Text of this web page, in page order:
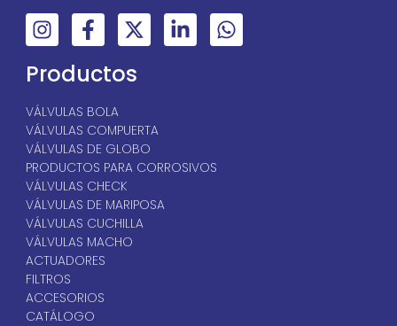
Productos
VÁLVULAS BOLA
VÁLVULAS COMPUERTA
VÁLVULAS DE GLOBO
PRODUCTOS PARA CORROSIVOS
VÁLVULAS CHECK
VÁLVULAS DE MARIPOSA
VÁLVULAS CUCHILLA
VÁLVULAS MACHO
ACTUADORES
FILTROS
ACCESORIOS
CATÁLOGO